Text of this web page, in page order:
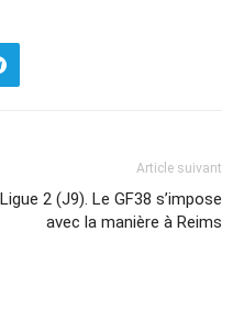
Article suivant
Ligue 2 (J9). Le GF38 s’impose
avec la manière à Reims